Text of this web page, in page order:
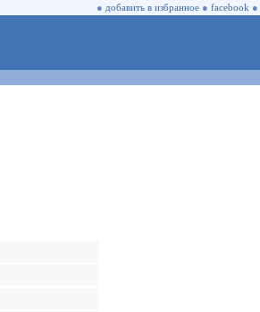
● добавить в избранное ● facebook ●